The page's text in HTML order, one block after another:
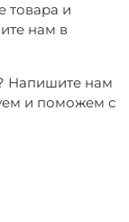
товара и
нам в
Напишите нам
и поможем с